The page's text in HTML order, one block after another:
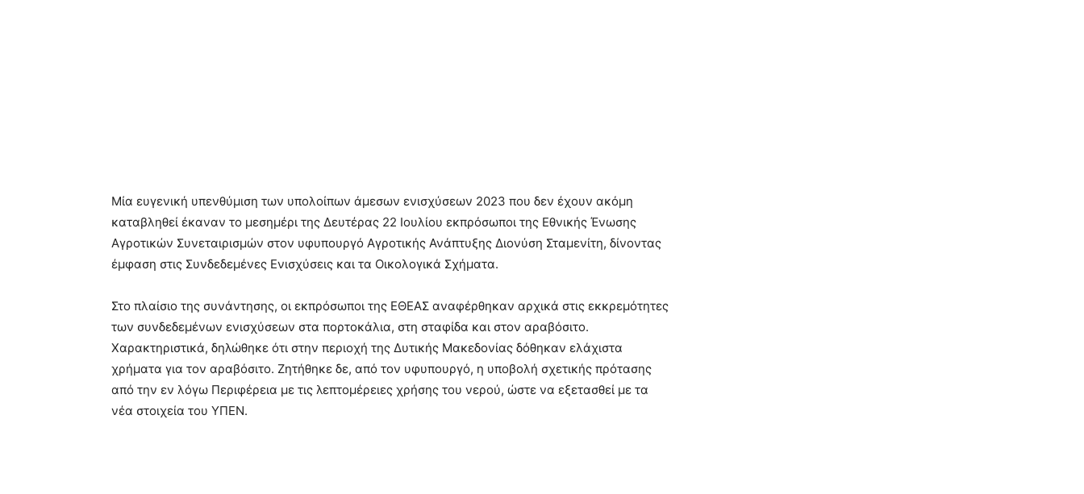
Μία ευγενική υπενθύμιση των υπολοίπων άμεσων ενισχύσεων 2023 που δεν έχουν ακόμη
καταβληθεί έκαναν το μεσημέρι της Δευτέρας 22 Ιουλίου εκπρόσωποι της Εθνικής Ένωσης
Αγροτικών Συνεταιρισμών στον υφυπουργό Αγροτικής Ανάπτυξης Διονύση Σταμενίτη, δίνοντας
έμφαση στις Συνδεδεμένες Ενισχύσεις και τα Οικολογικά Σχήματα.
Στο πλαίσιο της συνάντησης, οι εκπρόσωποι της ΕΘΕΑΣ αναφέρθηκαν αρχικά στις εκκρεμότητες
των συνδεδεμένων ενισχύσεων στα πορτοκάλια, στη σταφίδα και στον αραβόσιτο.
Χαρακτηριστικά, δηλώθηκε ότι στην περιοχή της Δυτικής Μακεδονίας δόθηκαν ελάχιστα
χρήματα για τον αραβόσιτο. Ζητήθηκε δε, από τον υφυπουργό, η υποβολή σχετικής πρότασης
από την εν λόγω Περιφέρεια με τις λεπτομέρειες χρήσης του νερού, ώστε να εξετασθεί με τα
νέα στοιχεία του ΥΠΕΝ.